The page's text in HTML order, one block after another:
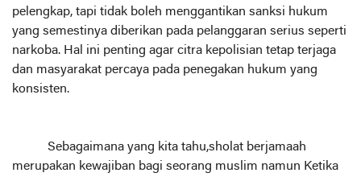
pelengkap, tapi tidak boleh menggantikan sanksi hukum
yang semestinya diberikan pada pelanggaran serius seperti
narkoba. Hal ini penting agar citra kepolisian tetap terjaga
dan masyarakat percaya pada penegakan hukum yang
konsisten.
Sebagaimana yang kita tahu,sholat berjamaah
merupakan kewajiban bagi seorang muslim namun Ketika